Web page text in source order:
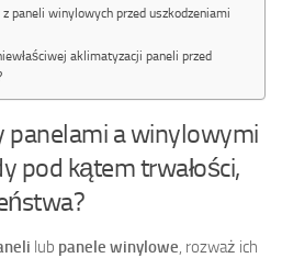
z paneli winylowych przed uszkodzeniami
aklimatyzacji paneli przed
panelami a winylowymi
pod kątem trwałości,
lub panele winylowe , rozważ ich